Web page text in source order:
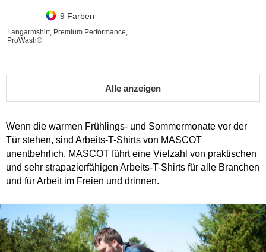
9 Farben
Langarmshirt, Premium Performance,
ProWash®
Alle anzeigen
Wenn die warmen Frühlings- und Sommermonate vor der
Tür stehen, sind Arbeits-T-Shirts von MASCOT
unentbehrlich. MASCOT führt eine Vielzahl von praktischen
und sehr strapazierfähigen Arbeits-T-Shirts für alle Branchen
und für Arbeit im Freien und drinnen.